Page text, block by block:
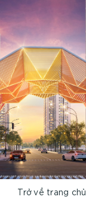
Trở về trang chủ